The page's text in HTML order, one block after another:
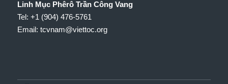
Linh Mục Phêrô Trần Công Vang
Tel: +1 (904) 476-5761
Email: tcvnam@viettoc.org